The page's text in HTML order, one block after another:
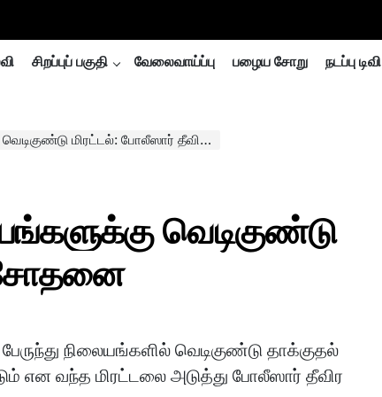
சிறப்புப் பகுதி வேலைவாய்ப்பு பழைய சோறு நடப்பு டிவி
மிரட்டல்: போலீஸார் தீவிர சோதனை
வெடிகுண்டு
சோதனை
நிலையங்களில் வெடிகுண்டு தாக்குதல்
என வந்த மிரட்டலை அடுத்து போலீஸார் தீவிர